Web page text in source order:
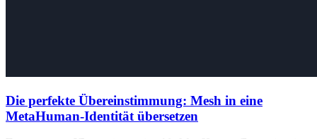
Die perfekte Übereinstimmung: Mesh in eine
MetaHuman-Identität übersetzen